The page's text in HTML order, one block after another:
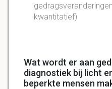
kwantitatief)
Wat wordt er aan
diagnostiek bij licht
beperkte mensen